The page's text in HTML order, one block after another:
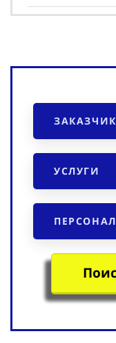
ЗАКАЗЧИК
УСЛУГИ
ПЕРСОНАЛ